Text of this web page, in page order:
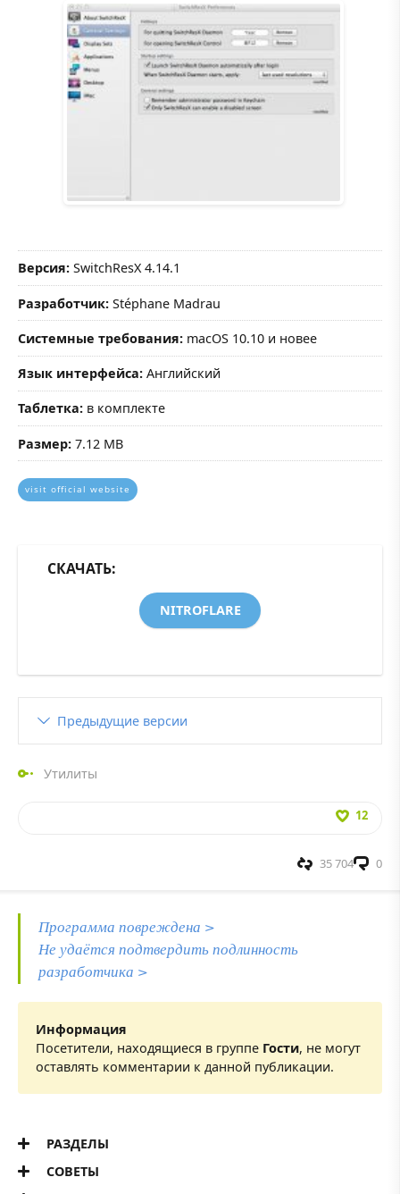
Версия: SwitchResX 4.14.1
Разработчик: Stéphane Madrau
Системные требования: macOS 10.10 и новее
Язык интерфейса: Английский
Таблетка: в комплекте
Размер: 7.12 MB
visit official website
СКАЧАТЬ:
NITROFLARE
Предыдущие версии
Утилиты
12
0
35 704
Программа повреждена >
Не удаётся подтвердить подлинность
разработчика >
Информация
Посетители, находящиеся в группе Гости, не могут
оставлять комментарии к данной публикации.
РАЗДЕЛЫ
СОВЕТЫ